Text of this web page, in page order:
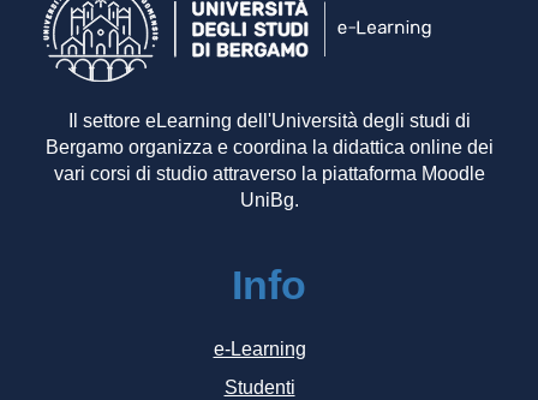
Il settore eLearning dell'Università degli studi di
Bergamo organizza e coordina la didattica online dei
vari corsi di studio attraverso la piattaforma Moodle
UniBg.
Info
e-Learning
Studenti